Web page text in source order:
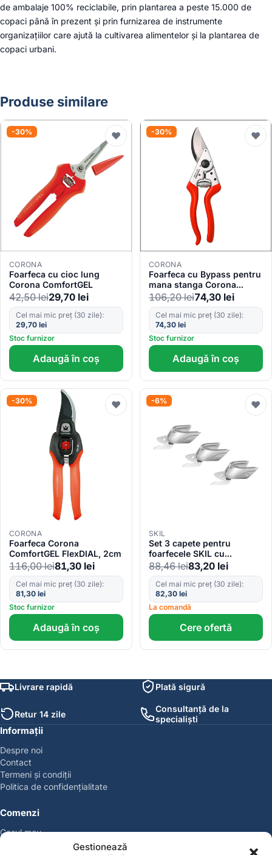
Gestionează
de ambalaje 100% reciclabile, prin plantarea a peste 15.000 de
copaci până în prezent și prin furnizarea de instrumente
organizațiilor care ajută la cultivarea alimentelor și la plantarea de
copaci urbani.
Produse similare
-30% ♥
CORONA
Foarfeca cu cioc lung
Corona ComfortGEL
42,50lei29,70 lei
Cel mai mic preț (30 zile):
29,70 lei
Stoc furnizor
Adaugă în coș
-30% ♥
CORONA
Foarfeca cu Bypass pentru
mana stanga Corona
MaxForged, 2.5cm
106,20lei74,30 lei
Cel mai mic preț (30 zile):
74,30 lei
Stoc furnizor
Adaugă în coș
-30% ♥
CORONA
Foarfeca Corona
ComfortGEL FlexDIAL, 2cm
116,00lei81,30 lei
Cel mai mic preț (30 zile):
81,30 lei
Stoc furnizor
Adaugă în coș
-6% ♥
SKIL
Set 3 capete pentru
foarfecele SKIL cu
acumulator
88,46lei83,20 lei
Cel mai mic preț (30 zile):
82,30 lei
La comandă
Cere ofertă
Livrare rapidă Plată sigură
Retur 14 zile
Consultanță de la
specialiști
Informații
Despre noi
Contact
Termeni și condiții
Politica de confidențialitate
Comenzi
Coșul meu